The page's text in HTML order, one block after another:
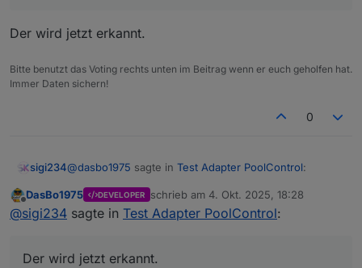
wert nicht sofort nach Adapterstart. Dadurch
Im nächsten Update werde ich das anpassen,
damit der letzte bekannte Temperaturwert
Der wird jetzt erkannt.
Bitte benutzt das Voting rechts unten im Beitrag wenn er euch geholfen hat.
Immer Daten sichern!
0
sigi234@dasbo1975 sagte in Test Adapter PoolControl:
@dasbo1975sagte inTest Adapter PoolControl
@ sigi234 sagte in
Offline
DasBo1975 DEVELOPER schrieb am 4. Okt. 2025, 18:28
zuletzt editiert von
@sigi234 sagte in Test Adapter PoolControl:
Der wird jetzt erkannt.